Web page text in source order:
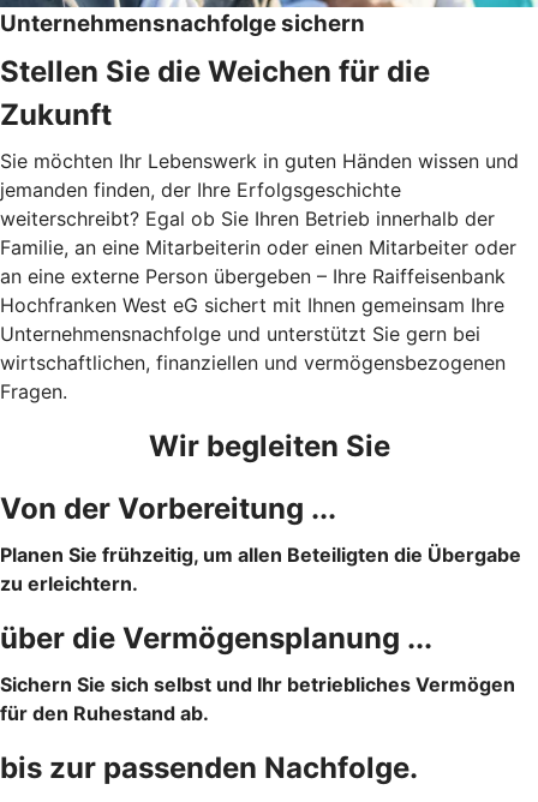
Unternehmensnachfolge sichern
Stellen Sie die Weichen für die
Zukunft
Sie möchten Ihr Lebenswerk in guten Händen wissen und
jemanden finden, der Ihre Erfolgsgeschichte
weiterschreibt? Egal ob Sie Ihren Betrieb innerhalb der
Familie, an eine Mitarbeiterin oder einen Mitarbeiter oder
an eine externe Person übergeben – Ihre Raiffeisenbank
Hochfranken West eG sichert mit Ihnen gemeinsam Ihre
Unternehmensnachfolge und unterstützt Sie gern bei
wirtschaftlichen, finanziellen und vermögensbezogenen
Fragen.
Wir begleiten Sie
Von der Vorbereitung ...
Planen Sie frühzeitig, um allen Beteiligten die Übergabe
zu erleichtern.
über die Vermögensplanung ...
Sichern Sie sich selbst und Ihr betriebliches Vermögen
für den Ruhestand ab.
bis zur passenden Nachfolge.